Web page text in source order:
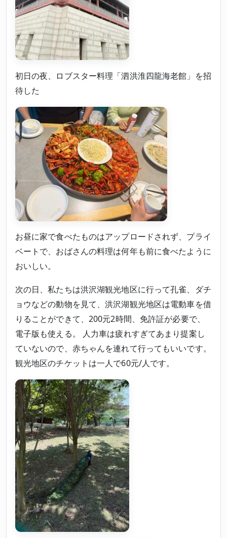
初日の夜、ロブスター料理「泗洪淮四龍海老館」を招
待した
お昼に家で食べたものはアップロードされず、プライ
ベートで、おばさんの料理は何年も前に食べたように
おいしい。
次の日、私たちは洪沢湖観光地区に行って孔雀、ダチ
ョウなどの動物を見て、洪沢湖観光地区は電動車を借
りることができて、200元2時間、免許証が必要で、
電子版も使える。 人力車は疲れすぎてあまり提案し
ていないので、赤ちゃんを連れて行ってもいいです。
観光地区のチケットは一人で60元/人です。